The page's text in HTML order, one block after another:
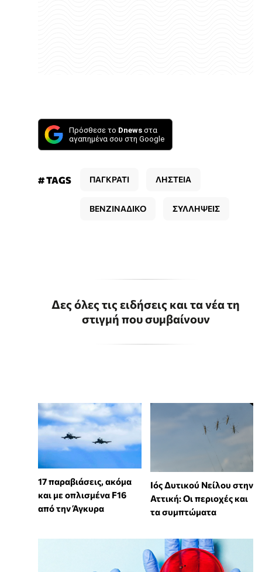
Πρόσθεσε το Dnews στα
αγαπημένα σου στη Google
# TAGS ΠΑΓΚΡΑΤΙ ΛΗΣΤΕΙΑ
ΒΕΝΖΙΝΑΔΙΚΟ ΣΥΛΛΗΨΕΙΣ
Δες όλες τις ειδήσεις και τα νέα τη
στιγμή που συμβαίνουν
17 παραβιάσεις, ακόμα
και με οπλισμένα F16
από την Άγκυρα
Ιός Δυτικού Νείλου στην
Αττική: Οι περιοχές και
τα συμπτώματα